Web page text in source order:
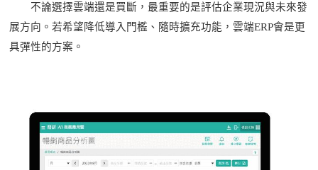
不論選擇雲端還是買斷，最重要的是評估企業現況與未來發
展方向。若希望降低導入門檻、隨時擴充功能，雲端ERP會是更
具彈性的方案。